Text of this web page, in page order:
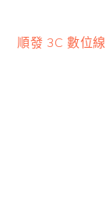
順發 3C 數位